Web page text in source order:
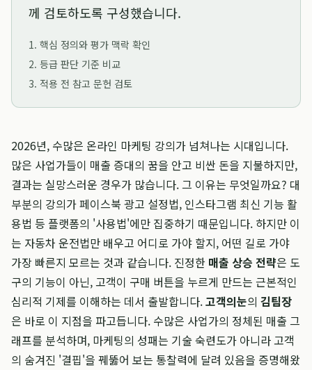
께 검토하도록 구성했습니다.
1. 핵심 정의와 평가 맥락 확인
2. 등급 판단 기준 비교
3. 적용 전 참고 문헌 검토
2026년, 수많은 온라인 마케팅 강의가 넘쳐나는 시대입니다.
많은 사업가들이 매출 증대의 꿈을 안고 비싼 돈을 지불하지만,
결과는 실망스러운 경우가 많습니다. 그 이유는 무엇일까요? 대
부분의 강의가 페이스북 광고 설정법, 인스타그램 최신 기능 활
용법 등 플랫폼의 '사용법'에만 집중하기 때문입니다. 하지만 이
는 자동차 운전법만 배우고 어디로 가야 할지, 어떤 길로 가야
가장 빠른지 모르는 것과 같습니다. 진정한 매출 상승 전략은 도
구의 기능이 아닌, 고객이 구매 버튼을 누르게 만드는 근본적인
심리적 기제를 이해하는 데서 출발합니다.고객의눈의 김팀장
은 바로 이 지점을 파고듭니다. 수많은 사업가의 정체된 매출 그
래프를 분석하며, 마케팅의 성패는 기술 숙련도가 아니라 고객
의 숨겨진 '결핍'을 꿰뚫어 보는 통찰력에 달려 있음을 증명해왔